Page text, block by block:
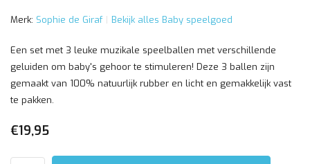
Merk: Sophie de Giraf Bekijk alles Baby speelgoed
Een set met 3 leuke muzikale speelballen met verschillende
geluiden om baby's gehoor te stimuleren! Deze 3 ballen zijn
gemaakt van 100% natuurlijk rubber en licht en gemakkelijk vast
te pakken.
€19,95